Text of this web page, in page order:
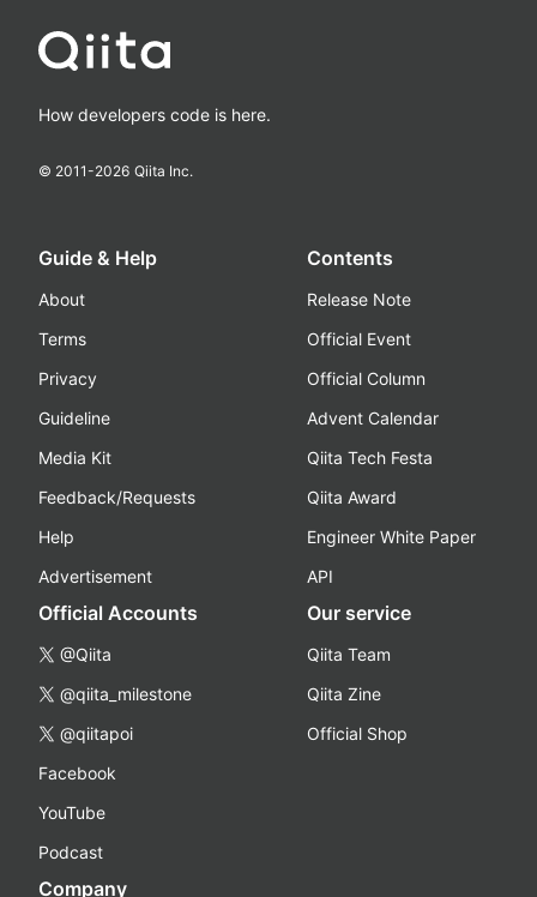
How developers code is here.
© 2011-2026 Qiita Inc.
Guide & Help
About
Terms
Privacy
Guideline
Media Kit
Feedback/Requests
Help
Advertisement
Contents
Release Note
Official Event
Official Column
Advent Calendar
Qiita Tech Festa
Qiita Award
Engineer White Paper
API
Official Accounts
@Qiita
@qiita_milestone
@qiitapoi
Facebook
YouTube
Podcast
Our service
Qiita Team
Qiita Zine
Official Shop
Company